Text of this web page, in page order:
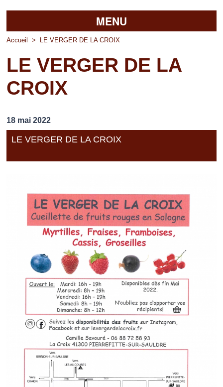
MENU
Accueil
La mairie
Découvrir Pierrefitte
Vos professionnels
Accueil > LE VERGER DE LA CROIX
LE VERGER DE LA
CROIX
18 mai 2022
LE VERGER DE LA CROIX